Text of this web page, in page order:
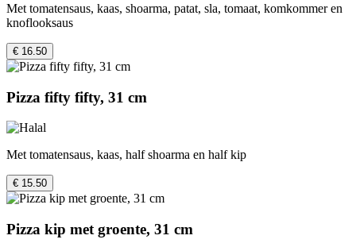
Met tomatensaus, kaas, shoarma, patat, sla, tomaat, komkommer en
knoflooksaus
€ 16.50
Pizza fifty fifty, 31 cm
Met tomatensaus, kaas, half shoarma en half kip
€ 15.50
Pizza kip met groente, 31 cm